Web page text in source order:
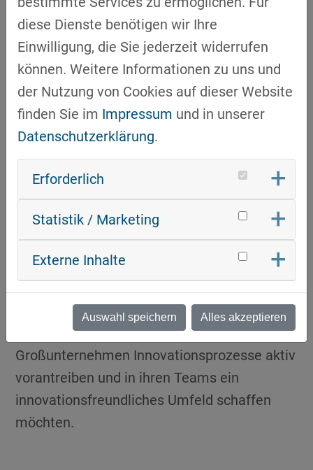
Reflexion & Transfer – eigene
Herausforderungen analysieren und
konkrete Umsetzungsstrategien
Austausch auf Augenhöhe – kollegialer
Dialog mit Innovationsverantwortlichen
unterschiedlichsten Industrieunternehmen
Für Fach- und Führungskräfte in
insbesondere in Entwicklung, Engineering
und Produktion – die in KMU oder
Großunternehmen Innovationsprozesse aktiv
vorantreiben und in ihren Teams ein
innovationsfreundliches Umfeld schaffen
möchten.
diese Dienste benötigen wir Ihre
Einwilligung, die Sie jederzeit widerrufen
können. Weitere Informationen zu uns und
der Nutzung von Cookies auf dieser Website
finden Sie im Impressum und in unserer
Datenschutzerklärung.
Erforderlich
Statistik / Marketing
Externe Inhalte
Auswahl speichern Alles akzeptieren